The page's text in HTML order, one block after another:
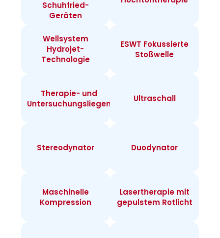
Schuhfried-
Geräten
Wellsystem
Hydrojet-
Technologie
ESWT Fokussierte
Stoßwelle
Therapie- und
Untersuchungsliegen
Ultraschall
Stereodynator Duodynator
Maschinelle
Kompression
Lasertherapie mit
gepulstem Rotlicht